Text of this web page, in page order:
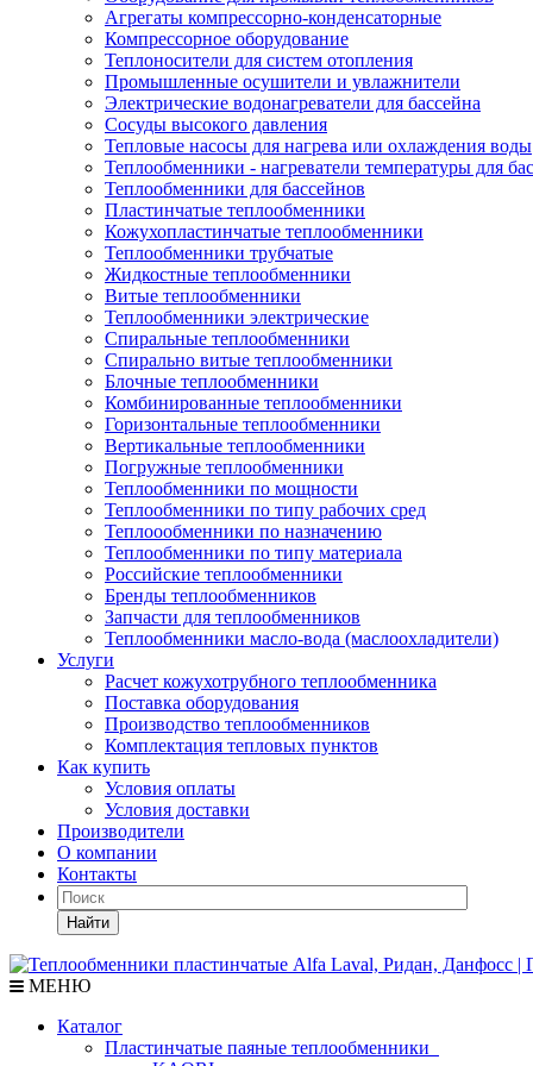
Агрегаты компрессорно-конденсаторные
Компрессорное оборудование
Теплоносители для систем отопления
Промышленные осушители и увлажнители
Электрические водонагреватели для бассейна
Сосуды высокого давления
Тепловые насосы для нагрева или охлаждения воды
Теплообменники - нагреватели температуры для
Теплообменники для бассейнов
Пластинчатые теплообменники
Кожухопластинчатые теплообменники
Теплообменники трубчатые
Жидкостные теплообменники
Витые теплообменники
Теплообменники электрические
Спиральные теплообменники
Спирально витые теплообменники
Блочные теплообменники
Комбинированные теплообменники
Горизонтальные теплообменники
Вертикальные теплообменники
Погружные теплообменники
Теплообменники по мощности
Теплообменники по типу рабочих сред
Теплоообменники по назначению
Теплообменники по типу материала
Российские теплообменники
Бренды теплообменников
Запчасти для теплообменников
Теплообменники масло-вода (маслоохладители)
Услуги
Расчет кожухотрубного теплообменника
Поставка оборудования
Производство теплообменников
Комплектация тепловых пунктов
Как купить
Условия оплаты
Условия доставки
Производители
О компании
Контакты
Найти
МЕНЮ
Каталог
Пластинчатые паяные теплообменники